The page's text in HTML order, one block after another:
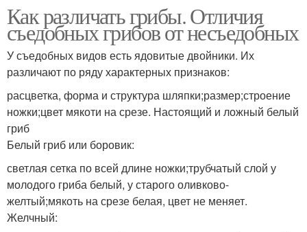
Как различать грибы. Отличия
съедобных грибов от несъедобных
У съедобных видов есть ядовитые двойники. Их
различают по ряду характерных признаков:
расцветка, форма и структура шляпки;размер;строение
ножки;цвет мякоти на срезе. Настоящий и ложный белый
гриб
Белый гриб или боровик:
светлая сетка по всей длине ножки;трубчатый слой у
молодого гриба белый, у старого оливково-
желтый;мякоть на срезе белая, цвет не меняет.
Желчный: